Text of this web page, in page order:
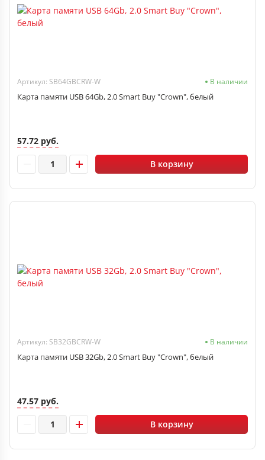
Артикул: SB64GBCRW-W В наличии
Карта памяти USB 64Gb, 2.0 Smart Buy "Crown", белый
57.72 руб.
В корзину
Артикул: SB32GBCRW-W В наличии
Карта памяти USB 32Gb, 2.0 Smart Buy "Crown", белый
47.57 руб.
В корзину